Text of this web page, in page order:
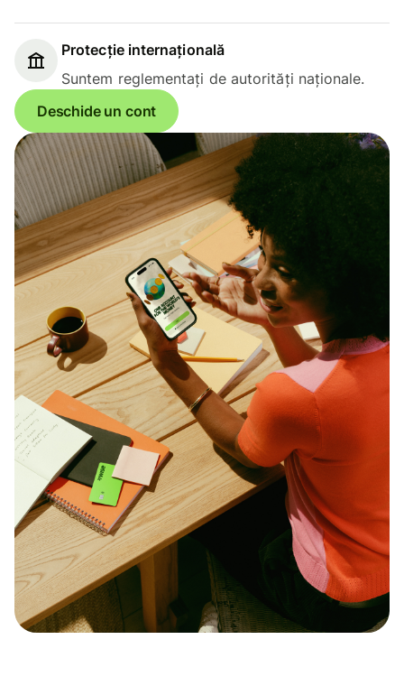
Protecție internațională
Suntem reglementați de autorități naționale.
Deschide un cont